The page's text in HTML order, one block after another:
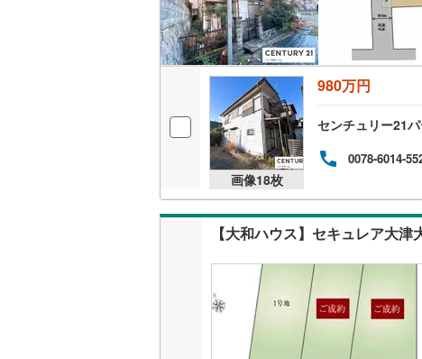
画像18枚
980万円
センチュリー21
0078-6014-
【大和ハウス】セキュレア大